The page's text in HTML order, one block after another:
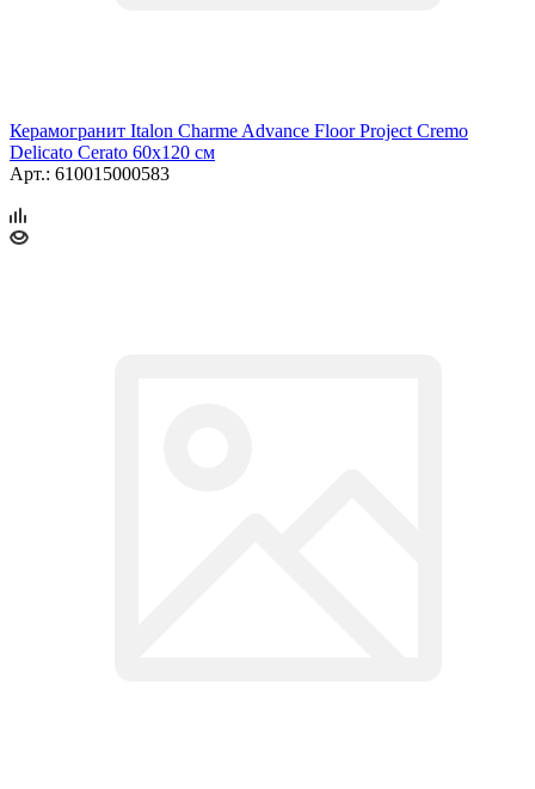
Керамогранит Italon Charme Advance Floor Project Cremo
Delicato Cerato 60x120 см
Арт.: 610015000583